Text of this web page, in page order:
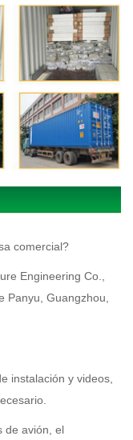
comercial?
Engineering Co.,
Panyu, Guangzhou,
instalación y videos,
de avión, el